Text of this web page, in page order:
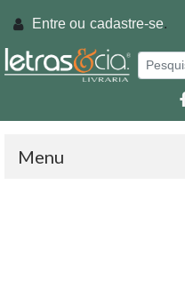
Entre ou cadastre-se.
Menu